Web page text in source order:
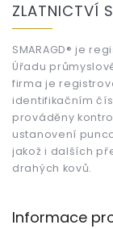
ZLATNICTVÍ
SMARAGD® je
Úřadu
firma je
identifikačním
prováděny
ustanovení
jakož i dalších
drahých kovů.
Informace